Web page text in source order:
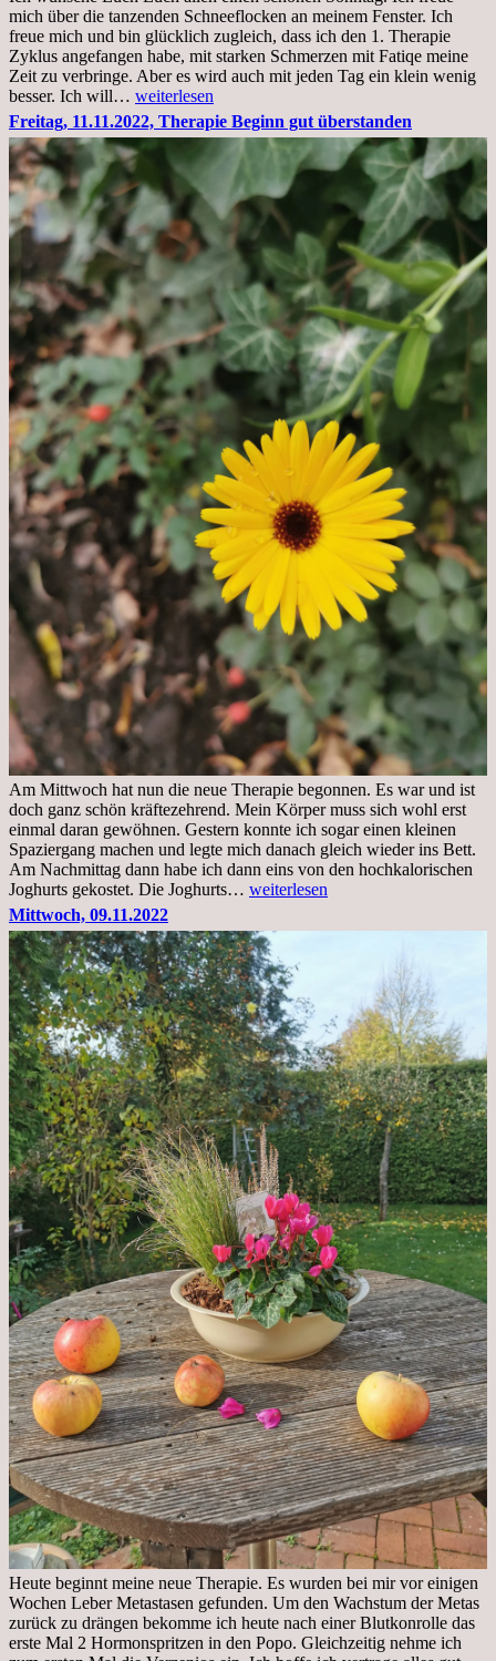
Krankenhaus
stationär
mich über die tanzenden Schneeflocken an meinem Fenster. Ich
freue mich und bin glücklich zugleich, dass ich den 1. Therapie
Zyklus angefangen habe, mit starken Schmerzen mit Fatiqe meine
Zeit zu verbringe. Aber es wird auch mit jeden Tag ein klein wenig
besser. Ich will… Sonntag,
20.11.2022,
Todensonntag
weiterlesen
Freitag, 11.11.2022, Therapie Beginn gut überstanden
Am Mittwoch hat nun die neue Therapie begonnen. Es war und ist
doch ganz schön kräftezehrend. Mein Körper muss sich wohl erst
einmal daran gewöhnen. Gestern konnte ich sogar einen kleinen
Spaziergang machen und legte mich danach gleich wieder ins Bett.
Am Nachmittag dann habe ich dann eins von den hochkalorischen
Joghurts gekostet. Die Joghurts… Freitag,
Therapie
Beginn
gut
überstanden
weiterlesen
Mittwoch, 09.11.2022
Heute beginnt meine neue Therapie. Es wurden bei mir vor einigen
Wochen Leber Metastasen gefunden. Um den Wachstum der Metas
zurück zu drängen bekomme ich heute nach einer Blutkonrolle das
erste Mal 2 Hormonspritzen in den Popo. Gleichzeitig nehme ich